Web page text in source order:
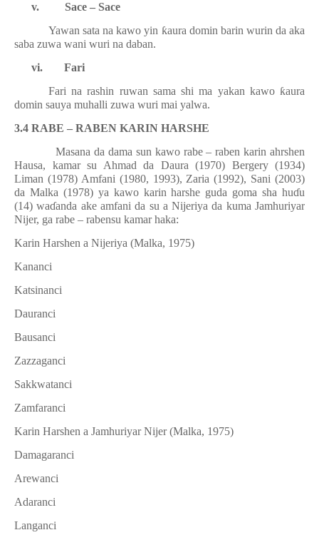
v.
Sace – Sace
Yawan sata na kawo yin ƙaura domin barin wurin da aka
saba zuwa wani wuri na daban.
vi.
Fari
Fari na rashin ruwan sama shi ma yakan kawo ƙaura
domin sauya muhalli zuwa wuri mai yalwa.
3.4 RABE – RABEN KARIN HARSHE
Masana da dama sun kawo rabe – raben karin ahrshen
Hausa, kamar su Ahmad da Daura (1970) Bergery (1934)
Liman (1978) Amfani (1980, 1993), Zaria (1992), Sani (2003)
da Malka (1978) ya kawo karin harshe guda goma sha huɗu
(14) waɗanda ake amfani da su a Nijeriya da kuma Jamhuriyar
Nijer, ga rabe – rabensu kamar haka:
Karin Harshen a Nijeriya (Malka, 1975)
Kananci
Katsinanci
Dauranci
Bausanci
Zazzaganci
Sakkwatanci
Zamfaranci
Karin Harshen a Jamhuriyar Nijer (Malka, 1975)
Damagaranci
Arewanci
Adaranci
Langanci